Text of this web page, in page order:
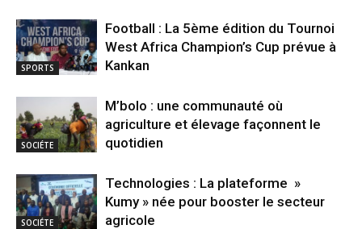
SPORTS
Football : La 5ème édition du Tournoi
West Africa Champion’s Cup prévue à
Kankan
SOCIÉTE
M’bolo : une communauté où
agriculture et élevage façonnent le
quotidien
SOCIÉTE
Technologies : La plateforme »
Kumy » née pour booster le secteur
agricole